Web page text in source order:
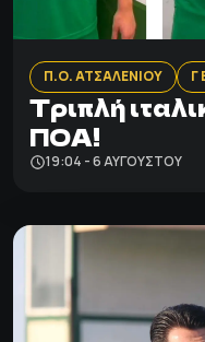
Π.Ο. ΑΤΣΑΛΕΝΙΟΥ Γ
Τριπλή
ΠΟΑ!
19:04 - 6 ΑΥΓΟΎΣΤΟΥ